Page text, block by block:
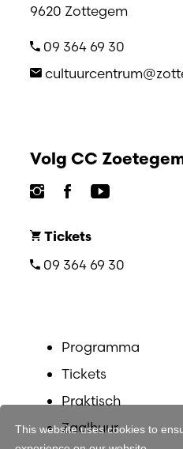
This website uses cookies to
9620 Zottegem
09 364 69 30
Volg CC
Tickets
09 364 69 30
Programma
Tickets
Praktisch
Zaalhuur